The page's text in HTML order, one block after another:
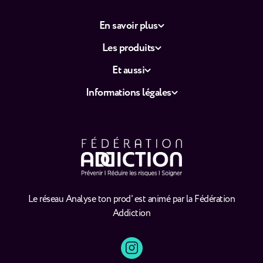
Le réseau Analyse ton prod' est animé par la Fédération
Addiction
En savoir plus
Les produits
Et aussi
Informations légales